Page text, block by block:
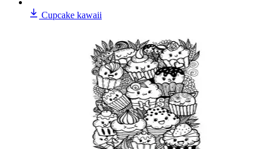
Cupcake kawaii